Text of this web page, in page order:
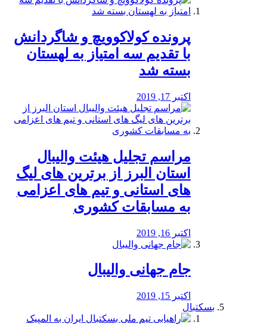
پرونده کولاکوویچ و شاگردانش
با تقدیم سه امتیاز به لهستان
بسته شد
اکتبر 17, 2019
مراسم تجلیل هیئت والیبال
استان البرز از برترین های لیگ
های استانی و تیم های اعزامی
به مسابقات کشوری
اکتبر 16, 2019
جام جهانی والیبال
اکتبر 15, 2019
بسکتبال